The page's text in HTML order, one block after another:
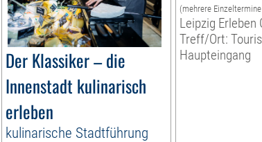
Der Klassiker – die
Innenstadt kulinarisch
erleben
kulinarische Stadtführung
(mehrere
Leipzig Erleben
Treff/Ort:
Haupteingang